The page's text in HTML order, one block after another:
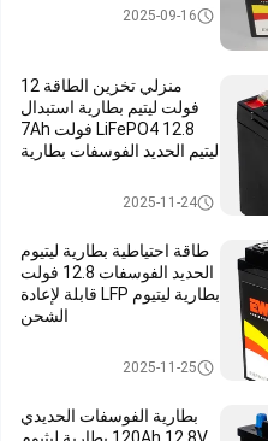
بطارية الفوسفات الحديدي الليثيوم
2025-09-16
منزلي تخزين الطاقة 12
فولت ليتيم بطارية استبدال
LiFePO4 12.8 فولت 7Ah
ليتيم الحديد الفوسفات بطارية
بطارية الفوسفات الحديدي الليثيوم
2025-11-24
طاقة احتياطية بطارية ليتيوم
الحديد الفوسفات 12.8 فولت
بطارية ليتيوم LFP قابلة لإعادة
الشحن
بطارية الفوسفات الحديدي الليثيوم
2025-11-25
بطارية الفوسفات الحديدي